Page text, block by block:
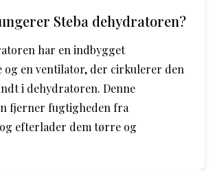
Steba dehydratoren?
har en indbygget
og en ventilator, der cirkulerer den
i dehydratoren. Denne
fjerner fugtigheden fra
efterlader dem tørre og